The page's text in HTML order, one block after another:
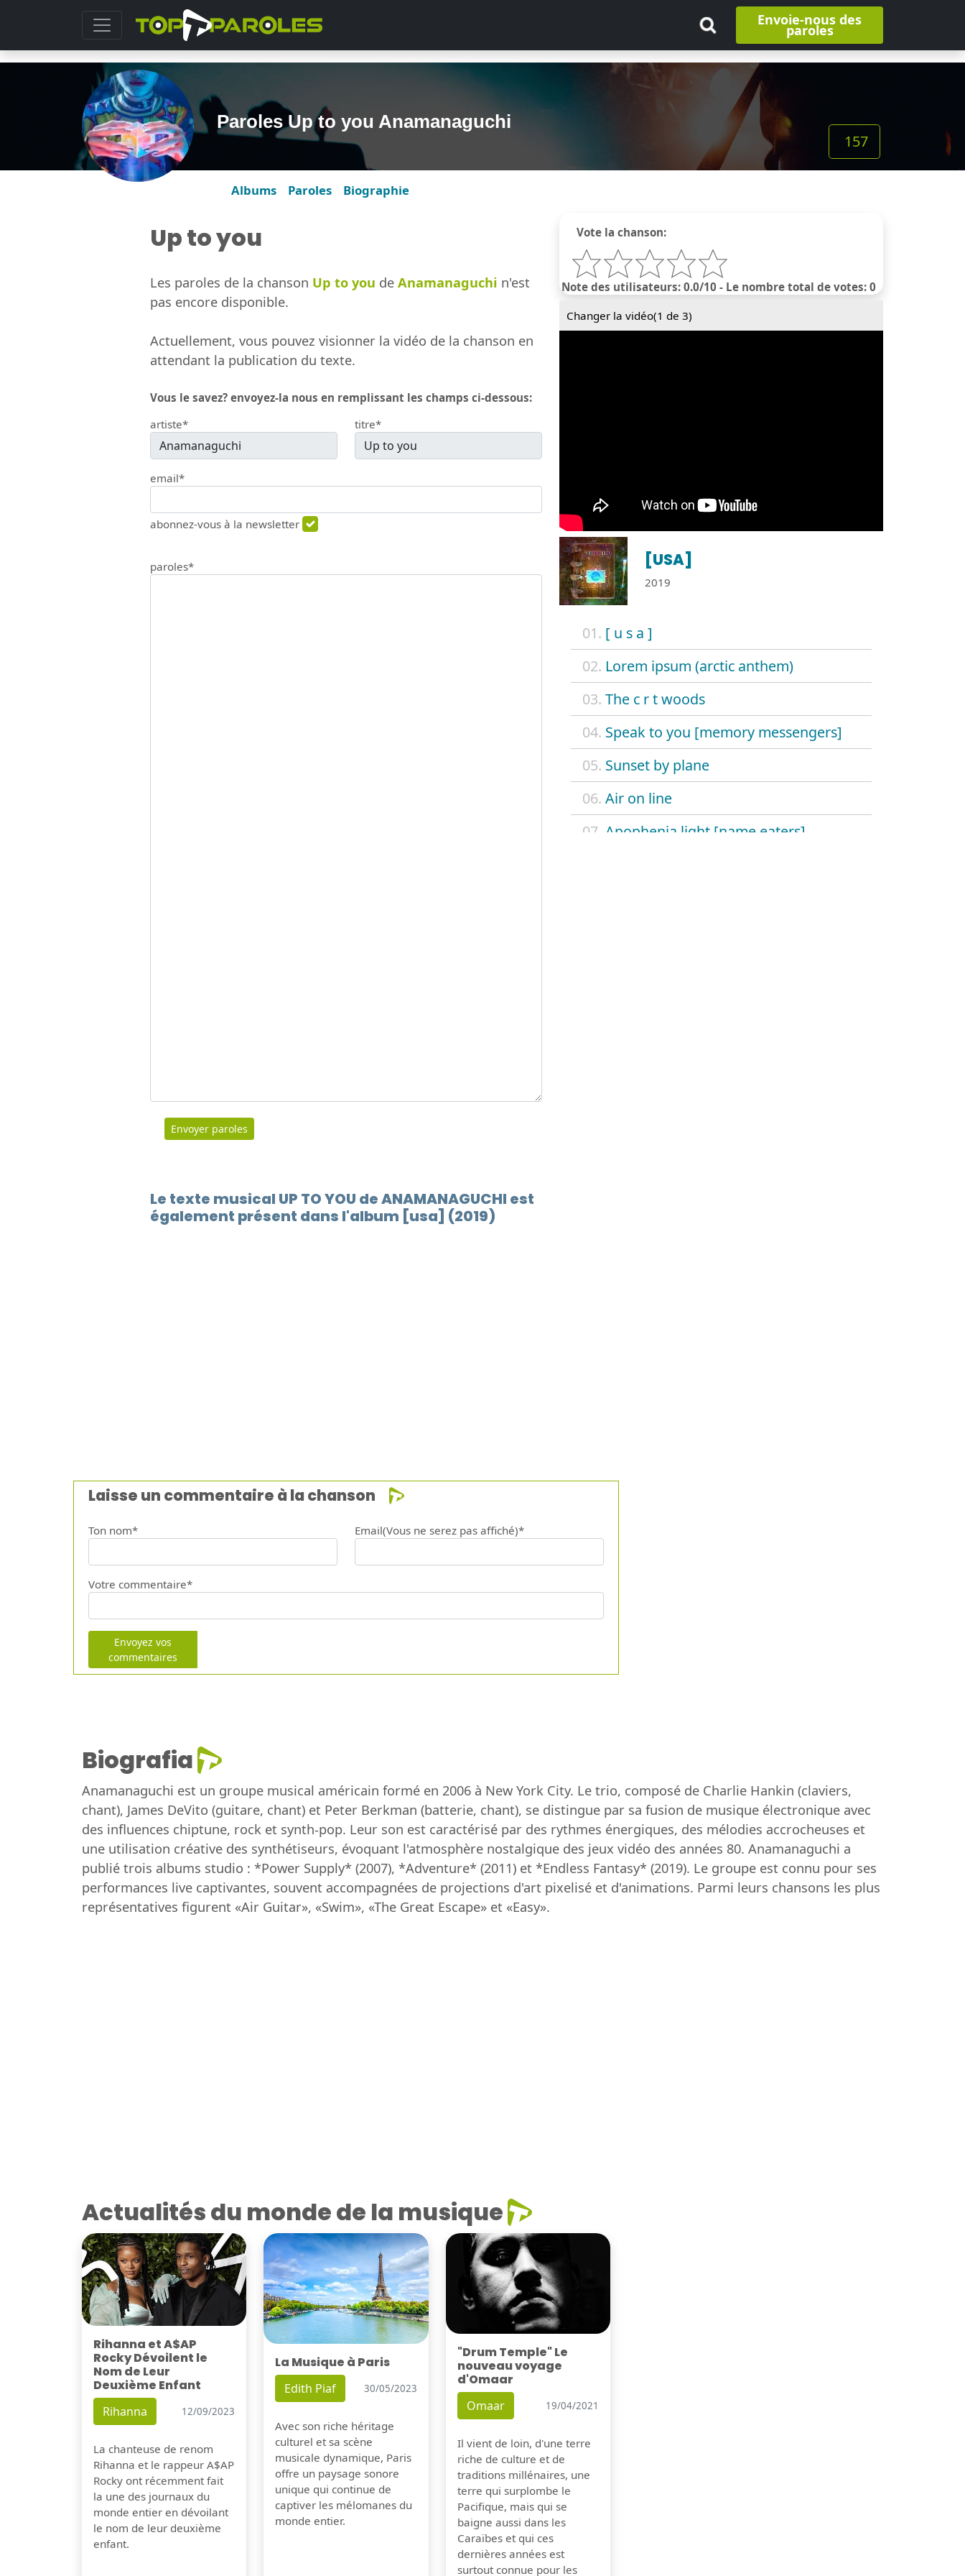
Envoie-nous des
paroles
Paroles Up to you Anamanaguchi
157
Albums Paroles Biographie
Vote la chanson:
Note des utilisateurs: 0.0/10 - Le nombre total de votes: 0
Changer la vidéo(1 de 3)
[USA]
2019
01. [ u s a ]
02. Lorem ipsum (arctic anthem)
03. The c r t woods
04. Speak to you [memory messengers]
05. Sunset by plane
06. Air on line
07. Apophenia light [name eaters]
Up to you
Les paroles de la chanson Up to you de Anamanaguchi n'est
pas encore disponible.
Actuellement, vous pouvez visionner la vidéo de la chanson en
attendant la publication du texte.
Vous le savez? envoyez-la nous en remplissant les champs ci-dessous:
artiste*
titre*
email*
abonnez-vous à la newsletter
paroles*
Envoyer paroles
Le texte musical UP TO YOU de ANAMANAGUCHI est
également présent dans l'album [usa] (2019)
Laisse un commentaire à la chanson
Ton nom* Email(Vous ne serez pas affiché)*
Votre commentaire*
Envoyez vos
commentaires
Biografia
Anamanaguchi est un groupe musical américain formé en 2006 à New York City. Le trio, composé de Charlie Hankin (claviers,
chant), James DeVito (guitare, chant) et Peter Berkman (batterie, chant), se distingue par sa fusion de musique électronique avec
des influences chiptune, rock et synth-pop. Leur son est caractérisé par des rythmes énergiques, des mélodies accrocheuses et
une utilisation créative des synthétiseurs, évoquant l'atmosphère nostalgique des jeux vidéo des années 80. Anamanaguchi a
publié trois albums studio : *Power Supply* (2007), *Adventure* (2011) et *Endless Fantasy* (2019). Le groupe est connu pour ses
performances live captivantes, souvent accompagnées de projections d'art pixelisé et d'animations. Parmi leurs chansons les plus
représentatives figurent «Air Guitar», «Swim», «The Great Escape» et «Easy».
Actualités du monde de la musique
Rihanna et A$AP
Rocky Dévoilent le
Nom de Leur
Deuxième Enfant
Rihanna 12/09/2023
La chanteuse de renom
Rihanna et le rappeur A$AP
Rocky ont récemment fait
la une des journaux du
monde entier en dévoilant
le nom de leur deuxième
enfant.
La Musique à Paris
Edith Piaf 30/05/2023
Avec son riche héritage
culturel et sa scène
musicale dynamique, Paris
offre un paysage sonore
unique qui continue de
captiver les mélomanes du
monde entier.
"Drum Temple" Le
nouveau voyage
d'Omaar
Omaar 19/04/2021
Il vient de loin, d'une terre
riche de culture et de
traditions millénaires, une
terre qui surplombe le
Pacifique, mais qui se
baigne aussi dans les
Caraïbes et qui ces
dernières années est
surtout connue pour les